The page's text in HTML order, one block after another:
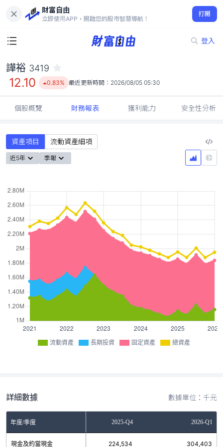
財富自由
立即使用APP，開啟您的股市智慧導航！
打開
登入
12.10
0.83%
譁裕 3419
12.10 0.83% 最近更新時間： 2026/08/05 05:30
個股概覽 財務報表 獲利能力 安全性分析
資產項目 流動資產細項
近5年 季報
流動資產 長期投資 固定資產 總資產
詳細數據 數據單位：千元
年度/季度2025-Q3 2025-Q4 2026-Q1
現金及約當現金
315,746 224,534 304,403